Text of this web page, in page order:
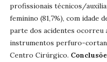
profissionais técnicos/
feminino (81,7%), com idade
parte dos acidentes ocorreu
instrumentos perfuro-
Centro Cirúrgico.